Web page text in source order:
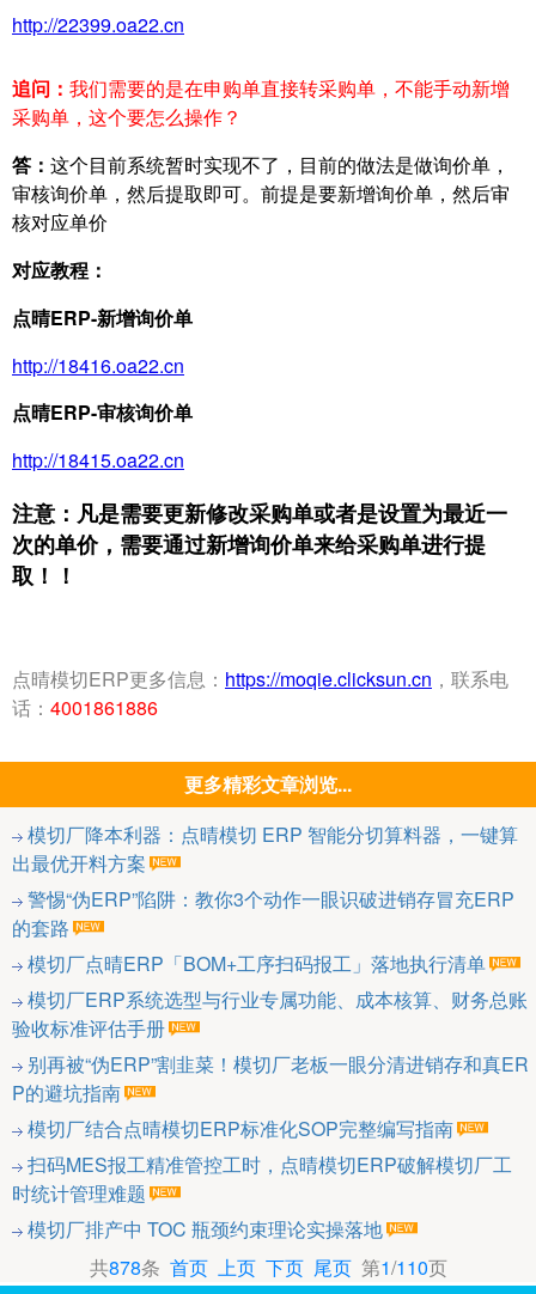
http://22399.oa22.cn
追问： 我们需要的是在申购单直接转采购单，不能手动新增
采购单，这个要怎么操作？
答： 这个目前系统暂时实现不了，目前的做法是做询价单，
审核询价单，然后提取即可。前提是要新增询价单，然后审
核对应单价
对应教程：
点晴ERP-新增询价单
http://18416.oa22.cn
点晴ERP-审核询价单
http://18415.oa22.cn
注意：凡是需要更新修改采购单或者是设置为最近一
次的单价，需要通过新增询价单来给采购单进行提
取！！
点晴模切ERP更多信息： https://moqie.clicksun.cn ，联系电
话： 4001861886
更多精彩文章浏览...
模切厂降本利器：点晴模切 ERP 智能分切算料器，一键算
出最优开料方案
警惕“伪ERP”陷阱：教你3个动作一眼识破进销存冒充ERP
的套路
模切厂点晴ERP「BOM+工序扫码报工」落地执行清单
模切厂ERP系统选型与行业专属功能、成本核算、财务总账
验收标准评估手册
别再被“伪ERP”割韭菜！模切厂老板一眼分清进销存和真ER
P的避坑指南
模切厂结合点晴模切ERP标准化SOP完整编写指南
扫码MES报工精准管控工时，点晴模切ERP破解模切厂工
时统计管理难题
模切厂排产中 TOC 瓶颈约束理论实操落地
共878条 首页 上页 下页 尾页第1/110页